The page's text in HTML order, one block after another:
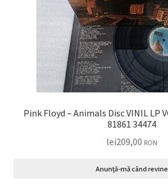
Pink Floyd – Animals Disc VINIL LP VG+ (R) Israel ? CBS
81861 34474
lei209,00 RON
Anunță-mă când revine